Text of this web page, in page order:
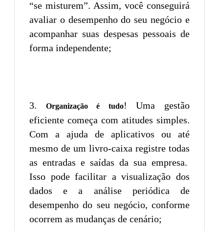
“se misturem”. Assim, você conseguirá
avaliar o desempenho do seu negócio e
acompanhar suas despesas pessoais de
forma independente;
Organização é tudo! Uma gestão
eficiente começa com atitudes simples.
Com a ajuda de aplicativos ou até
mesmo de um livro-caixa registre todas
as entradas e saídas da sua empresa.
Isso pode facilitar a visualização dos
dados e a análise periódica de
desempenho do seu negócio, conforme
ocorrem as mudanças de cenário;